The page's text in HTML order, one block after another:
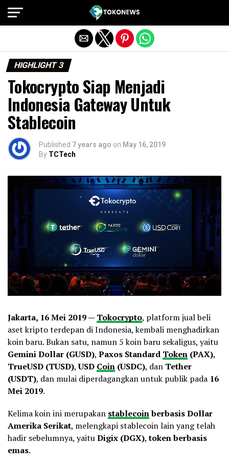
HIGHLIGHT 3
Tokocrypto Siap Menjadi
Indonesia Gateway Untuk
Stablecoin
Published 7 years ago on May 16, 2019
By TCTech
Jakarta, 16 Mei 2019 — Tokocrypto, platform jual beli
aset kripto terdepan di Indonesia, kembali menghadirkan
koin baru. Bukan satu, namun 5 koin baru sekaligus, yaitu
Gemini Dollar (GUSD), Paxos Standard Token (PAX),
TrueUSD (TUSD),USD Coin (USDC), dan Tether
(USDT), dan mulai diperdagangkan untuk publik pada 16
Mei 2019.
Kelima koin ini merupakan stablecoinberbasis Dollar
Amerika Serikat, melengkapi stablecoin lain yang telah
hadir sebelumnya, yaituDigix (DGX),token berbasis
emas.
Exit mobile version